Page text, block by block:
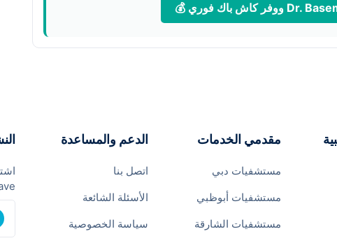
مقدمي الخدمات
مستشفيات دبي
مستشفيات أبوظبي
مستشفيات الشارقة
الدعم والمساعدة
اتصل بنا
الأسئلة الشائعة
سياسة الخصوصية